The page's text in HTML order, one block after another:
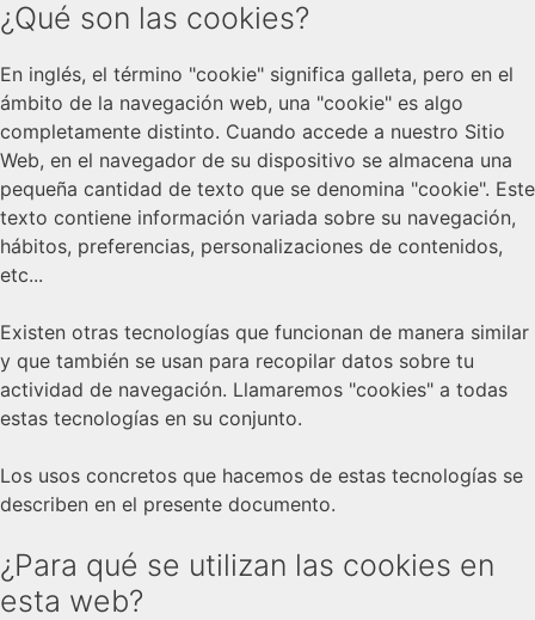
¿Qué son las cookies?
En inglés, el término "cookie" significa galleta, pero en el
ámbito de la navegación web, una "cookie" es algo
completamente distinto. Cuando accede a nuestro Sitio
Web, en el navegador de su dispositivo se almacena una
pequeña cantidad de texto que se denomina "cookie". Este
texto contiene información variada sobre su navegación,
hábitos, preferencias, personalizaciones de contenidos,
etc...
Existen otras tecnologías que funcionan de manera similar
y que también se usan para recopilar datos sobre tu
actividad de navegación. Llamaremos "cookies" a todas
estas tecnologías en su conjunto.
Los usos concretos que hacemos de estas tecnologías se
describen en el presente documento.
¿Para qué se utilizan las cookies en
esta web?